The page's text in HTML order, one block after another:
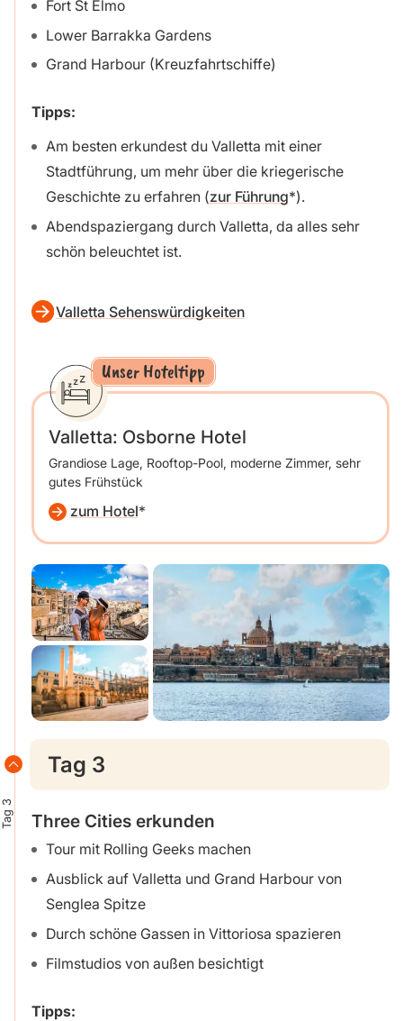
Fort St Elmo
Lower Barrakka Gardens
Grand Harbour (Kreuzfahrtschiffe)
Tipps:
Am besten erkundest du Valletta mit einer
Stadtführung, um mehr über die kriegerische
Geschichte zu erfahren (zur Führung ).
Abendspaziergang durch Valletta, da alles sehr
schön beleuchtet ist.
Valletta Sehenswürdigkeiten
Unser Hoteltipp
Valletta: Osborne Hotel
Grandiose Lage, Rooftop-Pool, moderne Zimmer, sehr
gutes Frühstück
zum Hotel
Tag 3
Tag 3
Three Cities erkunden
Tour mit Rolling Geeks machen
Ausblick auf Valletta und Grand Harbour von
Senglea Spitze
Durch schöne Gassen in Vittoriosa spazieren
Filmstudios von außen besichtigt
Tipps: